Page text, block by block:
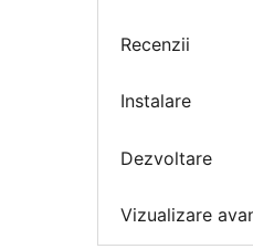
Recenzii
Instalare
Dezvoltare
Vizualizare